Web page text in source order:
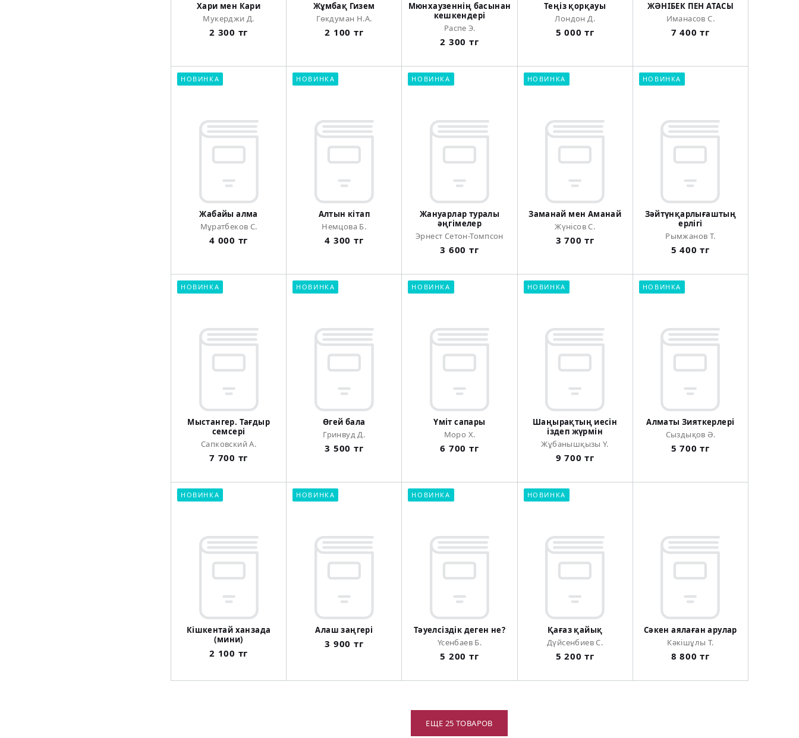
Хари мен Кари
Мукерджи Д.
2 300 тг
Жұмбақ Гизем
Гөкдуман Н.А.
2 100 тг
Мюнхаузеннің басынан
кешкендері
Распе Э.
2 300 тг
Теңіз қорқауы
Лондон Д.
5 000 тг
ЖӘНІБЕК ПЕН АТАСЫ
Иманасов С.
7 400 тг
НОВИНКА
Жабайы алма
Мұратбеков С.
4 000 тг
НОВИНКА
Алтын кітап
Немцова Б.
4 300 тг
НОВИНКА
Жануарлар туралы
әңгімелер
Эрнест Сетон-Томпсон
3 600 тг
НОВИНКА
Заманай мен Аманай
Жүнісов С.
3 700 тг
НОВИНКА
Зәйтүнқарлығаштың
ерлігі
Рымжанов Т.
5 400 тг
НОВИНКА
Мыстангер. Тағдыр
семсері
Сапковский А.
7 700 тг
НОВИНКА
Өгей бала
Гринвуд Д.
3 500 тг
НОВИНКА
Үміт сапары
Моро Х.
6 700 тг
НОВИНКА
Шаңырақтың иесін
іздеп жүрмін
Жұбанышқызы Ү.
9 700 тг
НОВИНКА
Алматы Зияткерлері
Сыздықов Ә.
5 700 тг
НОВИНКА
Кішкентай ханзада
(мини)
2 100 тг
НОВИНКА
Алаш заңгері
3 900 тг
НОВИНКА
Тәуелсіздік деген не?
Үсенбаев Б.
5 200 тг
НОВИНКА
Қағаз қайық
Дүйсенбиев С.
5 200 тг
Сәкен аялаған арулар
Кәкішұлы Т.
8 800 тг
ЕЩЕ 25 ТОВАРОВ